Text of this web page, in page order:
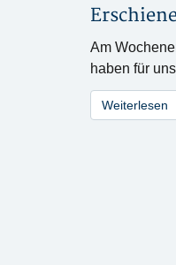
Am
haben für
Weiterlesen